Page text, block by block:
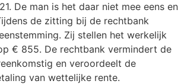
De man is het daar niet mee eens en
de zitting bij de rechtbank
Zij stellen het werkelijk
€ 855. De rechtbank vermindert de
en veroordeelt de
van wettelijke rente.